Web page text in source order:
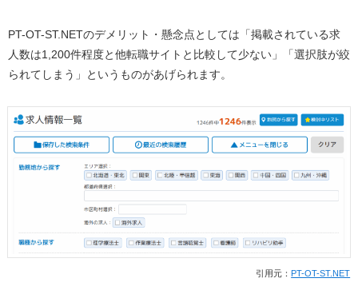
PT-OT-ST.NETのデメリット・懸念点としては「掲載されている求
人数は1,200件程度と他転職サイトと比較して少ない」「選択肢が絞
られてしまう」というものがあげられます。
引用元： PT-OT-ST.NET